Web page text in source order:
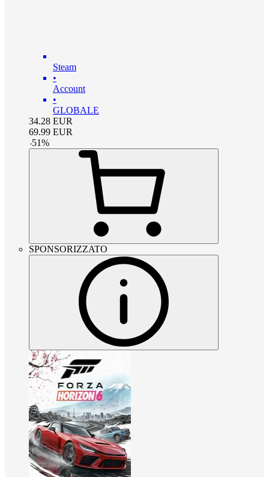
Steam
•
Account
•
GLOBALE
34.28 EUR
69.99 EUR
-51%
SPONSORIZZATO